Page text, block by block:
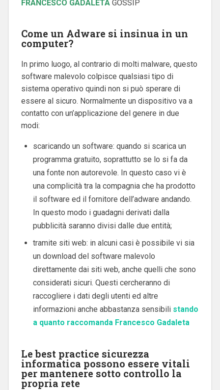
FRANCESCO GADALETAGOSSIP
Come un Adware si insinua in un
computer?
In primo luogo, al contrario di molti malware, questo
software malevolo colpisce qualsiasi tipo di
sistema operativo quindi non si può sperare di
essere al sicuro. Normalmente un dispositivo va a
contatto con un’applicazione del genere in due
modi:
scaricando un software: quando si scarica un
programma gratuito, soprattutto se lo si fa da
una fonte non autorevole. In questo caso vi è
una complicità tra la compagnia che ha prodotto
il software ed il fornitore dell’adware andando.
In questo modo i guadagni derivati dalla
pubblicità saranno divisi dalle due entità;
tramite siti web: in alcuni casi è possibile vi sia
un download del software malevolo
direttamente dai siti web, anche quelli che sono
considerati sicuri. Questi cercheranno di
raccogliere i dati degli utenti ed altre
informazioni anche abbastanza sensibili stando
a quanto raccomanda Francesco Gadaleta
Le best practice sicurezza
informatica possono essere vitali
per mantenere sotto controllo la
propria rete